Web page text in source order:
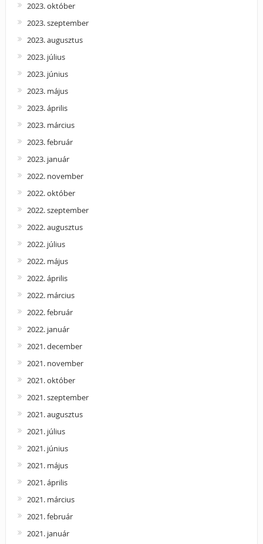
2023. október
2023. szeptember
2023. augusztus
2023. július
2023. június
2023. május
2023. április
2023. március
2023. február
2023. január
2022. november
2022. október
2022. szeptember
2022. augusztus
2022. július
2022. május
2022. április
2022. március
2022. február
2022. január
2021. december
2021. november
2021. október
2021. szeptember
2021. augusztus
2021. július
2021. június
2021. május
2021. április
2021. március
2021. február
2021. január